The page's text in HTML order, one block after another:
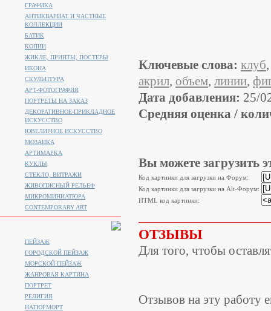
Ключевые слова: клуб
акрил, объем, линии,
Дата добавления: 25/
Средняя оценка /
Вы можете загрузить
Код картинки для загрузки на Форум:
Код картинки для загрузки на Alt-Форум:
HTML код картинки:
ОТЗЫВЫ
Для того, чтобы
Отзывов на эту работу
ГРАФИКА
АНТИКВАРИАТ И ЧАСТНЫЕ
КОЛЛЕКЦИИ
БАТИК
КОПИИ
ЖИКЛЕ, ПРИНТЫ, ПОСТЕРЫ
ИКОНА
СКУЛЬПТУРА
АРТ-ФОТОГРАФИЯ
ПОРТРЕТЫ НА ЗАКАЗ
ДЕКОРАТИВНОЕ-ПРИКЛАДНОЕ
ИСКУССТВО
ЮВЕЛИРНОЕ ИСКУССТВО
МОЗАИКА
АРТИМАРКА
КУКЛЫ
СТЕКЛО, ВИТРАЖИ
ЖИВОПИСНЫЙ РЕЛЬЕФ
МИКРОМИНИАТЮРА
CONTEMPORARY ART
ПЕЙЗАЖ
ГОРОДСКОЙ ПЕЙЗАЖ
МОРСКОЙ ПЕЙЗАЖ
ЖАНРОВАЯ КАРТИНА
ПОРТРЕТ
РЕЛИГИЯ
НАТЮРМОРТ